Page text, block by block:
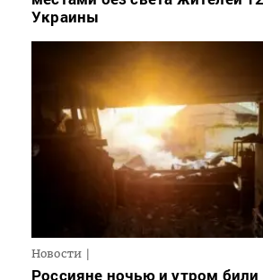
Украины
Новости
Россияне ночью и утром